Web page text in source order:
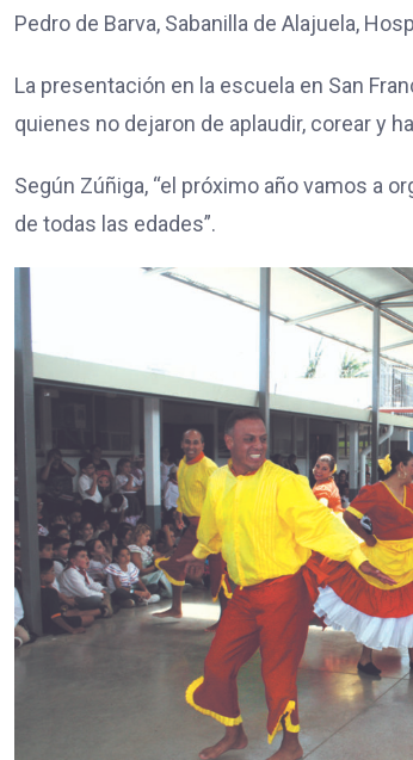
Pedro de Barva, Sabanilla de Alajuela,
La presentación en la escuela en San
quienes no dejaron de aplaudir, corear y
Según Zúñiga, “el próximo año vamos a
de todas las edades”.